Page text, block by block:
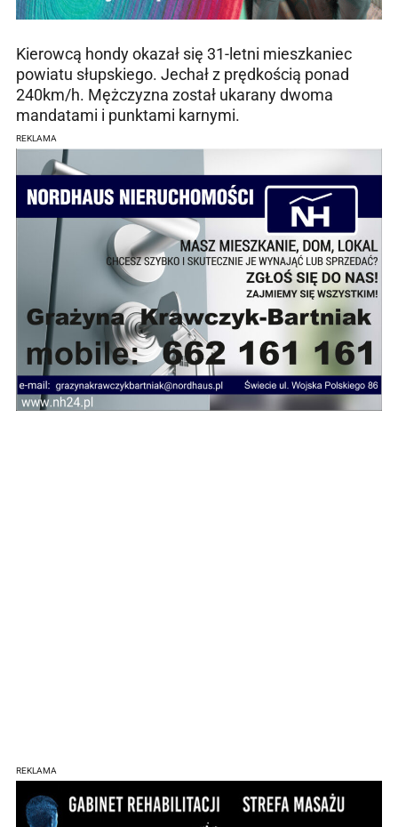
Kierowcą hondy okazał się 31-letni mieszkaniec
powiatu słupskiego. Jechał z prędkością ponad
240km/h. Mężczyzna został ukarany dwoma
mandatami i punktami karnymi.
REKLAMA
REKLAMA